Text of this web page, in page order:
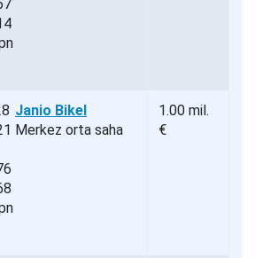
Janio Bikel
Merkez orta saha
1.00 mil.
€